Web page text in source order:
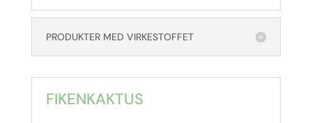
PRODUKTER MED VIRKESTOFFET
FIKENKAKTUS